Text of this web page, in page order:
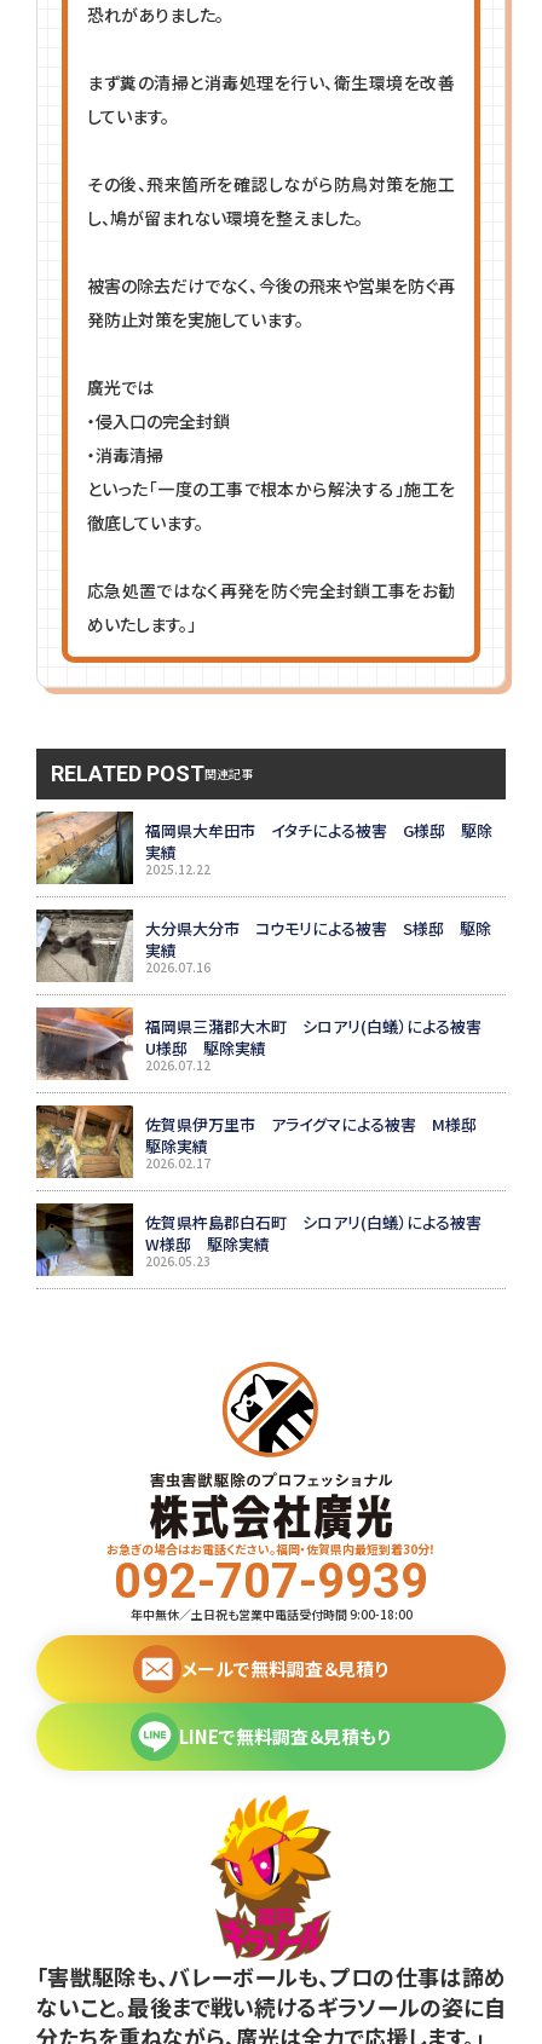
恐れがありました。
まず糞の清掃と消毒処理を行い、衛生環境を改善
しています。
その後、飛来箇所を確認しながら防鳥対策を施工
し、鳩が留まれない環境を整えました。
被害の除去だけでなく、今後の飛来や営巣を防ぐ再
発防止対策を実施しています。
廣光では
・侵入口の完全封鎖
・消毒清掃
といった「一度の工事で根本から解決する」施工を
徹底しています。
応急処置ではなく再発を防ぐ完全封鎖工事をお勧
めいたします。」
RELATED POST関連記事
福岡県大牟田市 イタチによる被害 G様邸 駆除
実績
2025.12.22
大分県大分市 コウモリによる被害 S様邸 駆除
実績
2026.07.16
福岡県三潴郡大木町 シロアリ(白蟻）による被害
U様邸 駆除実績
2026.07.12
佐賀県伊万里市 アライグマによる被害 M様邸
駆除実績
2026.02.17
佐賀県杵島郡白石町 シロアリ(白蟻）による被害
W様邸 駆除実績
2026.05.23
お急ぎの場合はお電話ください。福岡・佐賀県内最短到着30分！
092-707-9939
年中無休／土日祝も営業中電話受付時間 9:00-18:00
メールで無料調査＆見積り
LINEで無料調査＆見積もり
「害獣駆除も、バレーボールも、プロの仕事は諦め
ないこと。最後まで戦い続けるギラソールの姿に自
分たちを重ねながら、廣光は全力で応援します。」